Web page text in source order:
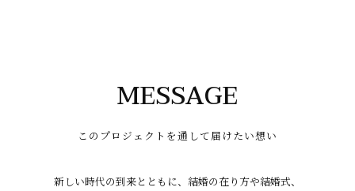
MESSAGE
このプロジェクトを通して届けたい想い
新しい時代の到来とともに、結婚の在り方や結婚式、